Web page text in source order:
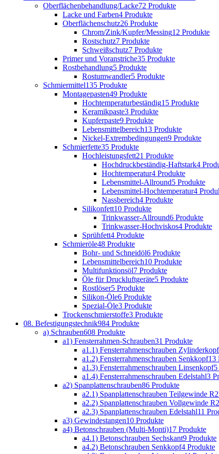
Oberflächenbehandlung/Lacke72 Produkte
Lacke und Farben4 Produkte
Oberflächenschutz26 Produkte
Chrom/Zink/Kupfer/Messing12 Produkte
Rostschutz7 Produkte
Schweißschutz7 Produkte
Primer und Voranstriche35 Produkte
Rostbehandlung5 Produkte
Rostumwandler5 Produkte
Schmiermittel135 Produkte
Montagepasten49 Produkte
Hochtemperaturbeständig15 Produkte
Keramikpaste3 Produkte
Kupferpaste9 Produkte
Lebensmittelbereich13 Produkte
Nickel-Extrembedingungen9 Produkte
Schmierfette35 Produkte
Hochleistungsfett21 Produkte
Hochdruckbeständig-Haftstark4
Hochtemperatur4 Produkte
Lebensmittel-Allround5 Produkte
Lebensmittel-Hochtemperatur4
Nassbereich4 Produkte
Silikonfett10 Produkte
Trinkwasser-Allround6 Produkte
Trinkwasser-Hochviskos4 Produkte
Sprühfett4 Produkte
Schmieröle48 Produkte
Bohr- und Schneidöl6 Produkte
Lebensmittelbereich10 Produkte
Multifunktionsöl7 Produkte
Öle für Druckluftgeräte5 Produkte
Rostlöser5 Produkte
Silikon-Öle6 Produkte
Spezial-Öle3 Produkte
Trockenschmierstoffe3 Produkte
08. Befestigungstechnik984 Produkte
a) Schrauben608 Produkte
a1) Fensterrahmen-Schrauben31 Produkte
a1.1) Fensterrahmenschrauben Zylinderkopf
a1.2) Fensterrahmenschrauben Senkkopf13
a1.3) Fensterrahmenschrauben Linsenkopf5
a1.4) Fensterrahmenschrauben Edelstahl3
a2) Spanplattenschrauben86 Produkte
a2.1) Spanplattenschrauben Teilgewinde
a2.2) Spanplattenschrauben Vollgewinde
a2.3) Spanplattenschrauben Edelstahl11
a3) Gewindestangen10 Produkte
a4) Betonschrauben (Multi-Monti)17 Produkte
a4.1) Betonschrauben Sechskant9 Produkte
a4.2) Betonschrauben Senkkopf4 Produkte